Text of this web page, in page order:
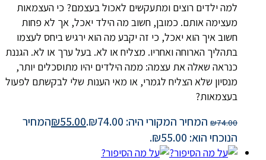
למה ילדים רוצים ומתעקשים לאכול בעצמם? כי העצמאות
מעצימה אותם. כמובן, חשוב מה הילד יאכל, אך לא פחות
חשוב איך הוא יאכל, כי זה יקבע מה הוא ירגיש ביחס לעצמו
בתהליך הארוחה ואחריו. מצליח או לא. בעל ערך או לא. הגננת
כנראה שאלה את עצמה: ממה הילדים יהיו מתוסכלים יותר,
מנסיון שלא הצליח לגמרי, או מאי הענות שלי לבקשתם לפעול
בעצמאות?
₪74.00 המחיר המקורי היה: ₪74.00. ₪55.00
המחיר
הנוכחי הוא: ₪55.00.